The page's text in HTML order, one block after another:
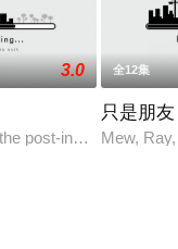
豆瓣电视剧、电
3.0
post-independence
全12集
只是朋友
Mew,